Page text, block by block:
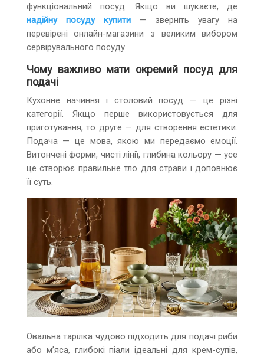
функціональний посуд. Якщо ви шукаєте, де
надійну посуду купити— зверніть увагу на
перевірені онлайн-магазини з великим вибором
сервірувального посуду.
Чому важливо мати окремий посуд для
подачі
Кухонне начиння і столовий посуд — це різні
категорії. Якщо перше використовується для
приготування, то друге — для створення естетики.
Подача — це мова, якою ми передаємо емоції.
Витончені форми, чисті лінії, глибина кольору — усе
це створює правильне тло для страви і доповнює
її суть.
Овальна тарілка чудово підходить для подачі риби
або м’яса, глибокі піали ідеальні для крем-супів,